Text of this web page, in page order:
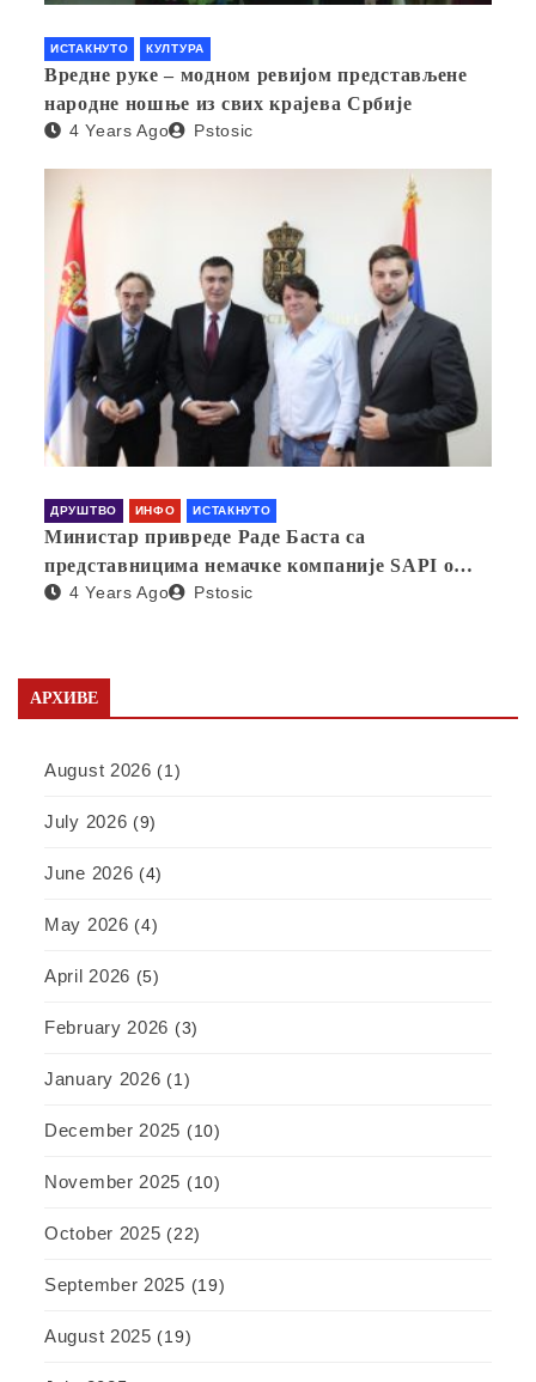
ИСТАКНУТО КУЛТУРА
Вредне руке – модном ревијом представљене
народне ношње из свих крајева Србије
4 Years Ago Pstosic
ДРУШТВО ИНФО ИСТАКНУТО
Министар привреде Раде Баста са
представницима немачке компаније SAPI о
отварању фабрике у Србији
4 Years Ago Pstosic
АРХИВЕ
August 2026 (1)
July 2026 (9)
June 2026 (4)
May 2026 (4)
April 2026 (5)
February 2026 (3)
January 2026 (1)
December 2025 (10)
November 2025 (10)
October 2025 (22)
September 2025 (19)
August 2025 (19)